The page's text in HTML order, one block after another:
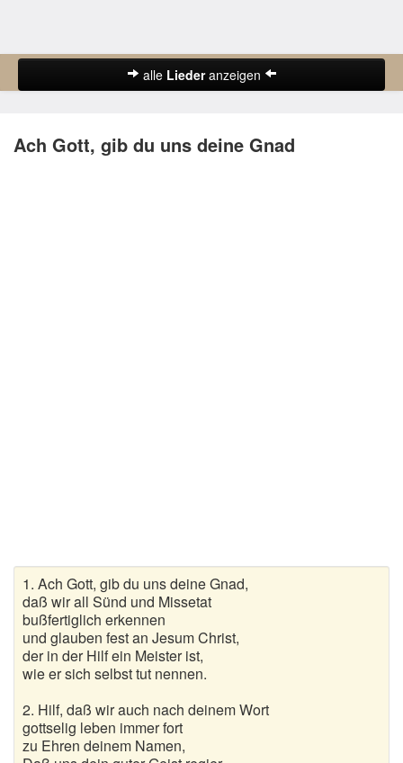
alle Liederanzeigen
Deutsche Lieder
Romantische Lieder
Schlaflieder
Schöne Lieder
Sommerlieder
Trauerlieder
Trinklieder
Ach Gott, gib du uns deine Gnad
1. Ach Gott, gib du uns deine Gnad,
daß wir all Sünd und Missetat
bußfertiglich erkennen
und glauben fest an Jesum Christ,
der in der Hilf ein Meister ist,
wie er sich selbst tut nennen.
2. Hilf, daß wir auch nach deinem Wort
gottselig leben immer fort
zu Ehren deinem Namen,